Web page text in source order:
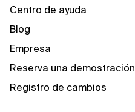
Centro de ayuda
Blog
Empresa
Reserva una demostración
Registro de cambios